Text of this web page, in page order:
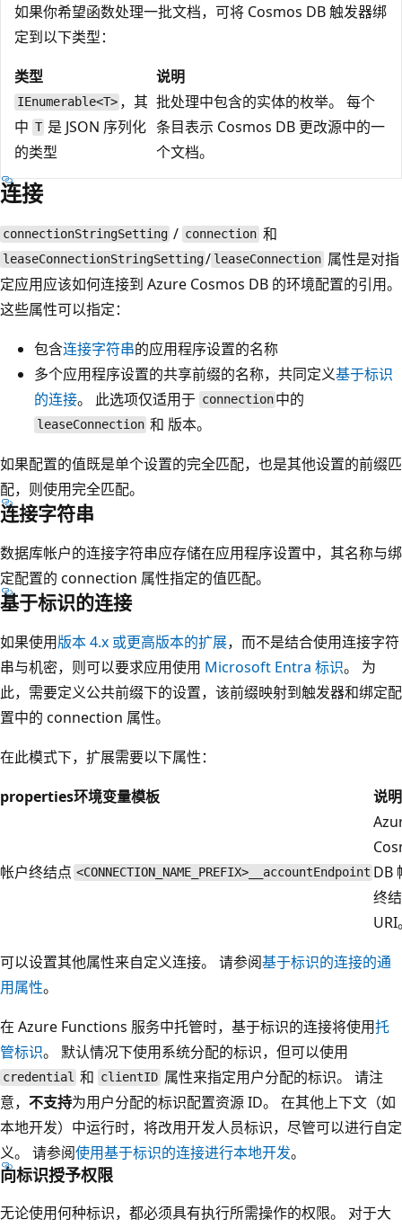
如果你希望函数处理一批文档，可将 Cosmos DB 触发器绑
定到以下类型：
类型
说明
IEnumerable<T> ，其
中 T 是 JSON 序列化
的类型
批处理中包含的实体的枚举。 每个
条目表示 Cosmos DB 更改源中的一
个文档。
连接
connectionStringSetting / connection 和
leaseConnectionStringSetting/ leaseConnection 属性是对指
定应用应该如何连接到 Azure Cosmos DB 的环境配置的引用。
这些属性可以指定：
包含连接字符串的应用程序设置的名称
多个应用程序设置的共享前缀的名称，共同定义基于标识
的连接。 此选项仅适用于 connection 中的
leaseConnection 和 版本。
如果配置的值既是单个设置的完全匹配，也是其他设置的前缀匹
配，则使用完全匹配。
连接字符串
数据库帐户的连接字符串应存储在应用程序设置中，其名称与绑
定配置的 connection 属性指定的值匹配。
基于标识的连接
如果使用版本 4.x 或更高版本的扩展，而不是结合使用连接字符
串与机密，则可以要求应用使用 Microsoft Entra 标识。 为
此，需要定义公共前缀下的设置，该前缀映射到触发器和绑定配
置中的 connection 属性。
在此模式下，扩展需要以下属性：
properties环境变量模板 说明
帐户终结点 <CONNECTION_NAME_PREFIX>__accountEndpoint DB
终
URI
可以设置其他属性来自定义连接。 请参阅基于标识的连接的通
用属性。
在 Azure Functions 服务中托管时，基于标识的连接将使用托
管标识。 默认情况下使用系统分配的标识，但可以使用
credential 和 clientID 属性来指定用户分配的标识。 请注
意， 不支持为用户分配的标识配置资源 ID。 在其他上下文（如
本地开发）中运行时，将改用开发人员标识，尽管可以进行自定
义。 请参阅使用基于标识的连接进行本地开发。
向标识授予权限
无论使用何种标识，都必须具有执行所需操作的权限。 对于大